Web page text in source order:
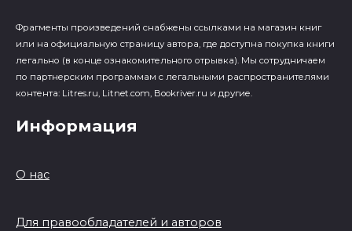
Фрагменты произведений cнабжены ссылками на магазин книг
или на официальную страницу автора, где доступна покупка книги
легально (в конце ознакомительного отрывка). Мы сотрудничаем
по партнерским программам с легальными распространителями
контента: Litres.ru, Litnet.com, Bookriver.ru и другие.
Информация
О нас
Для правообладателей и авторов